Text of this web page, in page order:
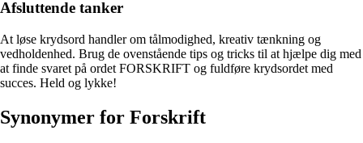
Afsluttende tanker
At løse krydsord handler om tålmodighed, kreativ tænkning og
vedholdenhed. Brug de ovenstående tips og tricks til at hjælpe dig med
at finde svaret på ordet FORSKRIFT og fuldføre krydsordet med
succes. Held og lykke!
Synonymer for Forskrift